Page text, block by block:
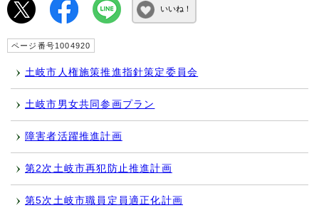
いいね！
ページ番号1004920
土岐市人権施策推進指針策定委員会
土岐市男女共同参画プラン
障害者活躍推進計画
第2次土岐市再犯防止推進計画
第5次土岐市職員定員適正化計画